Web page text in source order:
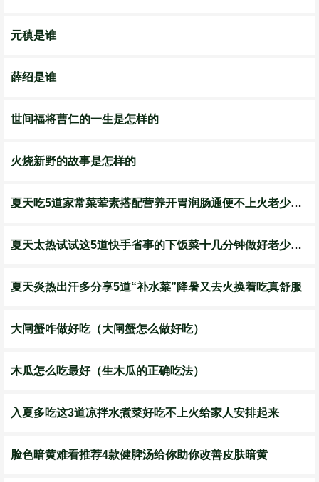
元稹是谁
薛绍是谁
世间福将曹仁的一生是怎样的
火烧新野的故事是怎样的
夏天吃5道家常菜荤素搭配营养开胃润肠通便不上火老少皆宜
夏天太热试试这5道快手省事的下饭菜十几分钟做好老少皆宜
夏天炎热出汗多分享5道“补水菜”降暑又去火换着吃真舒服
大闸蟹咋做好吃（大闸蟹怎么做好吃）
​木瓜怎么吃最好（生木瓜的正确吃法）
入夏多吃这3道凉拌水煮菜好吃不上火给家人安排起来
脸色暗黄难看推荐4款健脾汤给你助你改善皮肤暗黄